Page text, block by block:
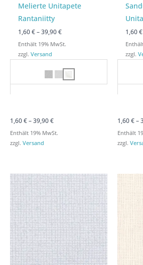
Melierte Unitapete
Rantaniitty
1,60€ –39,90€
Enthält 19% MwSt.
zzgl.Versand
1,60€–39,90€
Enthält 19% MwSt.
zzgl. Versand
1,60€
zzgl.
1,60€–
Enthält
zzgl.